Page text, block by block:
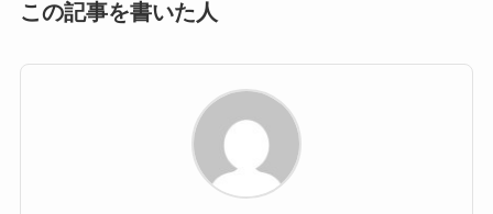
この記事を書いた人